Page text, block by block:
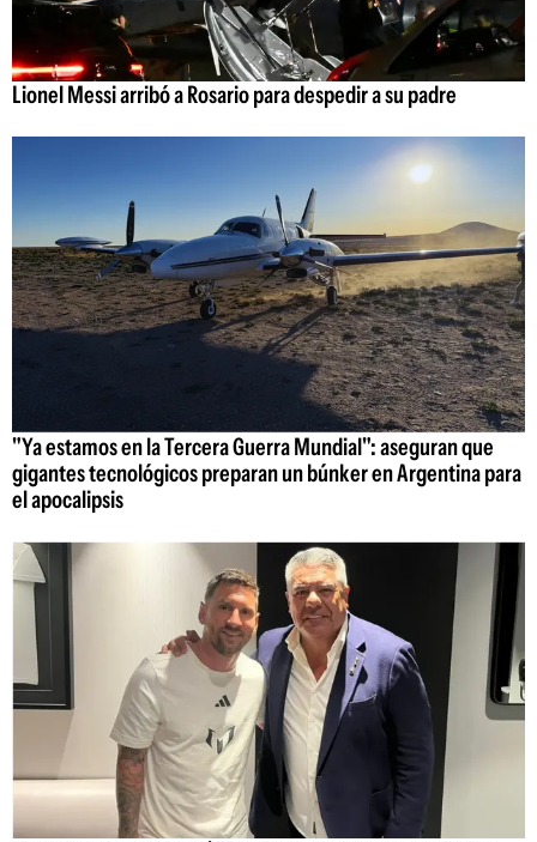
Lionel Messi arribó a Rosario para despedir a su padre
"Ya estamos en la Tercera Guerra Mundial": aseguran que
gigantes tecnológicos preparan un búnker en Argentina para
el apocalipsis